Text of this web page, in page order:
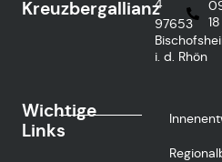
Kreuzbergallianz
97653
i. d. Rhön
18
Wichtige
Links